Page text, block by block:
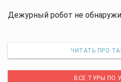
Дежурный робот не
ЧИТАТЬ ПРО
ВСЕ ТУРЫ ПО